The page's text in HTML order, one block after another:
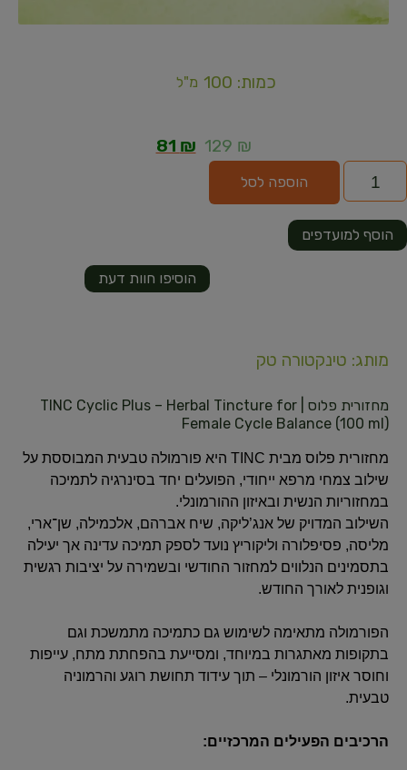
כמות: 100 מ"ל
129 ₪
81 ₪
הוספה לסל
הוסיפו חוות דעת
הוסף למועדפים
מותג: טינקטורה טק
מחזורית פלוס | TINC Cyclic Plus – Herbal Tincture for
Female Cycle Balance (100 ml)
מחזורית פלוס מבית TINC היא פורמולה טבעית המבוססת על
שילוב צמחי מרפא ייחודי, הפועלים יחד בסינרגיה לתמיכה
במחזוריות הנשית ובאיזון ההורמונלי.
השילוב המדויק של אנג’ליקה, שיח אברהם, אלכמילה, שן־ארי,
מליסה, פסיפלורה וליקוריץ נועד לספק תמיכה עדינה אך יעילה
בתסמינים הנלווים למחזור החודשי ובשמירה על יציבות רגשית
וגופנית לאורך החודש.
הפורמולה מתאימה לשימוש גם כתמיכה מתמשכת וגם
בתקופות מאתגרות במיוחד, ומסייעת בהפחתת מתח, עייפות
וחוסר איזון הורמונלי – תוך עידוד תחושת רוגע והרמוניה
טבעית.
הרכיבים הפעילים המרכזיים: